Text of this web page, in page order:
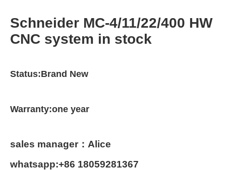
Schneider MC-4/11/22/400 HW
CNC system in stock
Status:Brand New
Warranty:one year
sales manager：Alice
whatsapp:+86 18059281367